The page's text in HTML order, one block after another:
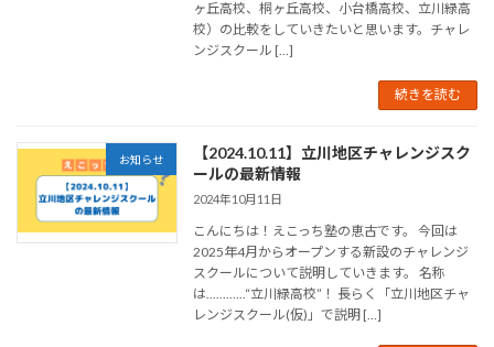
ヶ丘高校、桐ヶ丘高校、小台橋高校、立川緑高
校）の比較をしていきたいと思います。チャレ
ンジスクール […]
続きを読む
お知らせ
【2024.10.11】立川地区チャレンジスク
ールの最新情報
2024年10月11日
こんにちは！えこっち塾の恵古です。 今回は
2025年4月からオープンする新設のチャレンジ
スクールについて説明していきます。 名称
は............“立川緑高校”！ 長らく「立川地区チャ
レンジスクール(仮)」で説明 […]